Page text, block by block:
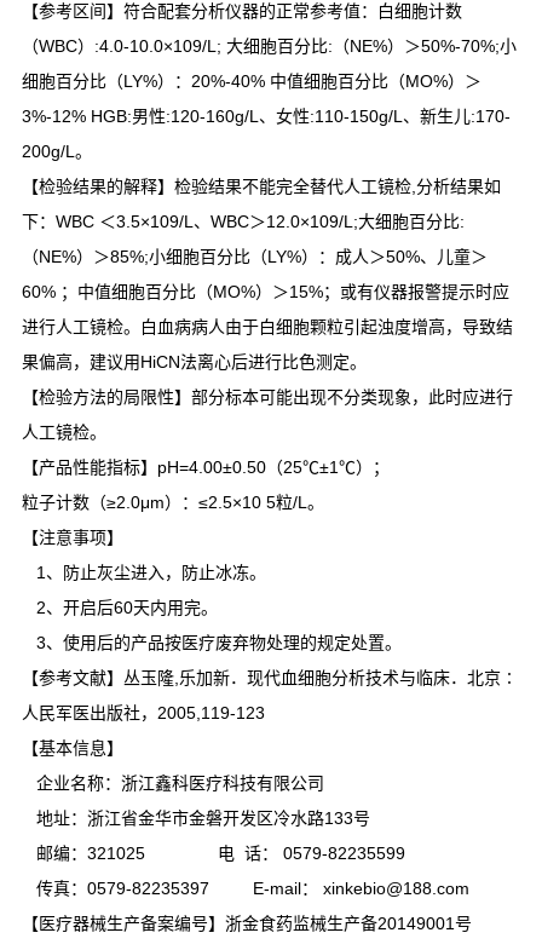
【参考区间】符合配套分析仪器的正常参考值：白细胞计数
（WBC）:4.0-10.0×109/L; 大细胞百分比:（NE%）＞50%-70%;小
细胞百分比（LY%）：20%-40% 中值细胞百分比（MO%）＞
3%-12% HGB:男性:120-160g/L、女性:110-150g/L、新生儿:170-
200g/L。
【检验结果的解释】检验结果不能完全替代人工镜检,分析结果如
下：WBC ＜3.5×109/L、WBC＞12.0×109/L;大细胞百分比:
（NE%）＞85%;小细胞百分比（LY%）：成人＞50%、儿童＞
60% ；中值细胞百分比（MO%）＞15%；或有仪器报警提示时应
进行人工镜检。白血病病人由于白细胞颗粒引起浊度增高，导致结
果偏高，建议用HiCN法离心后进行比色测定。
【检验方法的局限性】部分标本可能出现不分类现象，此时应进行
人工镜检。
【产品性能指标】pH=4.00±0.50（25℃±1℃）；
粒子计数（≥2.0μm）：≤2.5×10 5粒/L。
【注意事项】
1、防止灰尘进入，防止冰冻。
2、开启后60天内用完。
3、使用后的产品按医疗废弃物处理的规定处置。
【参考文献】丛玉隆,乐加新．现代血细胞分析技术与临床．北京∶
人民军医出版社，2005,119-123
【基本信息】
企业名称：浙江鑫科医疗科技有限公司
地址：浙江省金华市金磐开发区冷水路133号
邮编：321025 电 话： 0579-82235599
传真：0579-82235397 E-mail： xinkebio@188.com
【医疗器械生产备案编号】浙金食药监械生产备20149001号